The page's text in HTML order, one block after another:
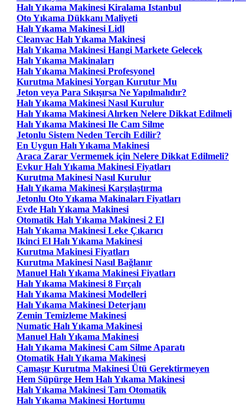
Halı Yıkama Makinesi Kiralama Istanbul
Oto Yıkama Dükkanı Maliyeti
Halı Yıkama Makinesi Lidl
Cleanvac Halı Yıkama Makinesi
Halı Yıkama Makinesi Hangi Markete Gelecek
Halı Yıkama Makinaları
Halı Yıkama Makinesi Profesyonel
Kurutma Makinesi Yorgan Kurutur Mu
Jeton veya Para Sıkışırsa Ne Yapılmalıdır?
Halı Yıkama Makinesi Nasıl Kurulur
Halı Yıkama Makinesi Alırken Nelere Dikkat Edilmeli
Halı Yıkama Makinesi Ile Cam Silme
Jetonlu Sistem Neden Tercih Edilir?
En Uygun Halı Yıkama Makinesi
Araca Zarar Vermemek için Nelere Dikkat Edilmeli?
Evkur Halı Yıkama Makinesi Fiyatları
Kurutma Makinesi Nasıl Kurulur
Halı Yıkama Makinesi Karşılaştırma
Jetonlu Oto Yıkama Makinaları Fiyatları
Evde Halı Yıkama Makinesi
Otomatik Halı Yıkama Makinesi 2 El
Halı Yıkama Makinesi Leke Çıkarıcı
Ikinci El Halı Yıkama Makinesi
Kurutma Makinesi Fiyatları
Kurutma Makinesi Nasıl Bağlanır
Manuel Halı Yıkama Makinesi Fiyatları
Halı Yıkama Makinesi 8 Fırçalı
Halı Yıkama Makinesi Modelleri
Halı Yıkama Makinesi Deterjanı
Zemin Temizleme Makinesi
Numatic Halı Yıkama Makinesi
Manuel Halı Yıkama Makinesi
Halı Yıkama Makinesi Cam Silme Aparatı
Otomatik Halı Yıkama Makinesi
Çamaşır Kurutma Makinesi Ütü Gerektirmeyen
Hem Süpürge Hem Halı Yıkama Makinesi
Halı Yıkama Makinesi Tam Otomatik
Halı Yıkama Makinesi Hortumu